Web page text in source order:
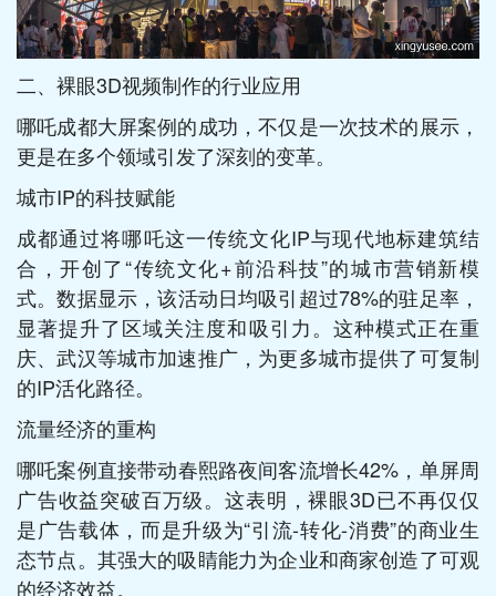
二、裸眼3D视频制作的行业应用
哪吒成都大屏案例的成功，不仅是一次技术的展示，
更是在多个领域引发了深刻的变革。
城市IP的科技赋能
成都通过将哪吒这一传统文化IP与现代地标建筑结
合，开创了“传统文化+前沿科技”的城市营销新模
式。数据显示，该活动日均吸引超过78%的驻足率，
显著提升了区域关注度和吸引力。这种模式正在重
庆、武汉等城市加速推广，为更多城市提供了可复制
的IP活化路径。
流量经济的重构
哪吒案例直接带动春熙路夜间客流增长42%，单屏周
广告收益突破百万级。这表明，裸眼3D已不再仅仅
是广告载体，而是升级为“引流-转化-消费”的商业生
态节点。其强大的吸睛能力为企业和商家创造了可观
的经济效益。